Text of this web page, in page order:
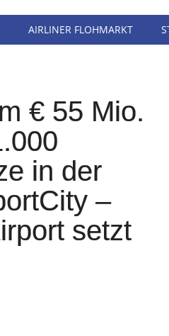
AIRLINER FLOHMARKT
€ 55 Mio.
in der
–
setzt